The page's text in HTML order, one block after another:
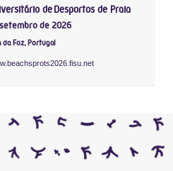
de Desportos de Praia
setembro de 2026
da Foz, Portugal